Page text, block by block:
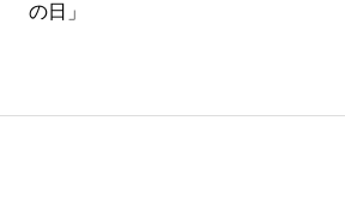
の日」